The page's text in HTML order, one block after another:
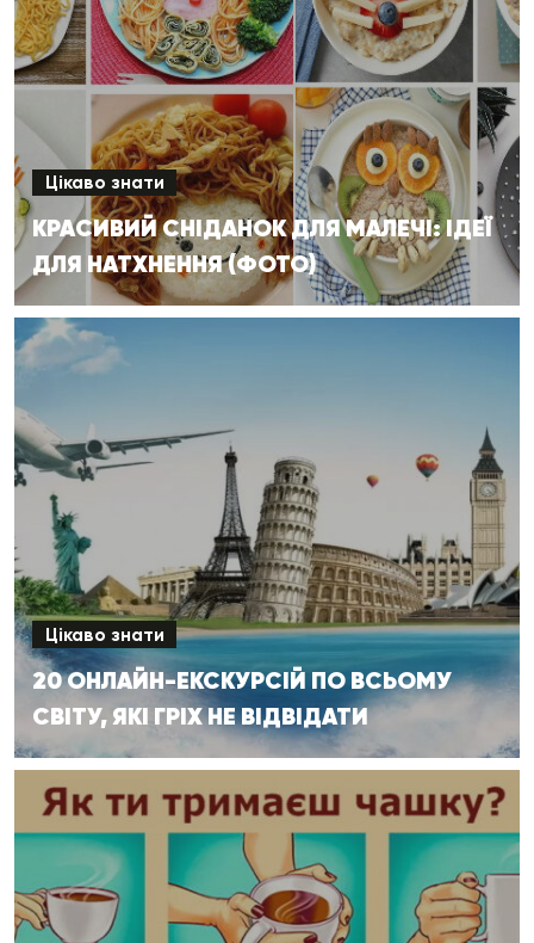
Цікаво знати
КРАСИВИЙ СНІДАНОК ДЛЯ МАЛЕЧІ: ІДЕЇ
ДЛЯ НАТХНЕННЯ (ФОТО)
Цікаво знати
20 ОНЛАЙН-ЕКСКУРСІЙ ПО ВСЬОМУ
СВІТУ, ЯКІ ГРІХ НЕ ВІДВІДАТИ